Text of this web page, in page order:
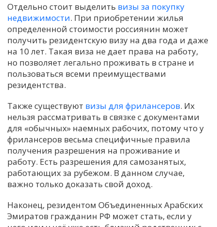
Отдельно стоит выделить визы за покупку
недвижимости. При приобретении жилья
определенной стоимости россиянин может
получить резидентскую визу на два года и даже
на 10 лет. Такая виза не дает права на работу,
но позволяет легально проживать в стране и
пользоваться всеми преимуществами
резидентства.
Также существуют визы для фрилансеров. Их
нельзя рассматривать в связке с документами
для «обычных» наемных рабочих, потому что у
фрилансеров весьма специфичные правила
получения разрешения на проживание и
работу. Есть разрешения для самозанятых,
работающих за рубежом. В данном случае,
важно только доказать свой доход.
Наконец, резидентом Объединенных Арабских
Эмиратов гражданин РФ может стать, если у